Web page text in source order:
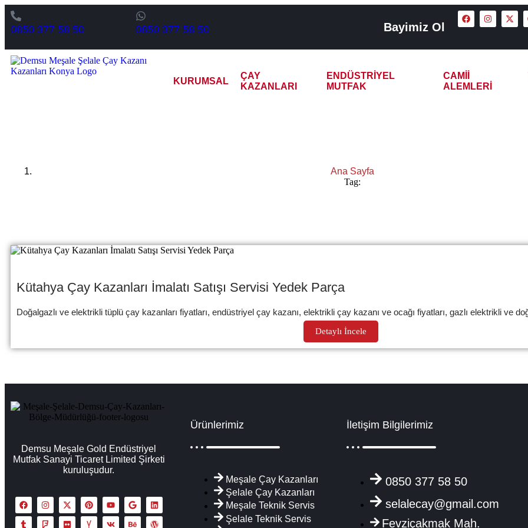
0850 377 58 50 0850 377 58 50 Bayimiz Ol
KURUMSAL
ÇAY
KAZANLARI
ENDÜSTRIYEL
MUTFAK
CAMII
ALEMLERI
Ana Sayfa
Tag:
Kütahya Çay Kazanları İmalatı Satışı Servisi Yedek Parça
Doğalgazlı ve elektrikli tüplü çay kazanları fiyatları, endüstriyel çay kazanı, elektrikli çay kazanı ve ocağı fiyatları, gazlı elektrikli ve
Detaylı İncele
Demsu Meşale Gold Endüstriyel
Mutfak Sanayi Ticaret Limited Şirketi
kuruluşudur.
Ürünlerimiz
Meşale Çay Kazanları
Şelale Çay Kazanları
Meşale Teknik Servis
Şelale Teknik Servis
İletişim Bilgilerimiz
0850 377 58 50
selalecay@gmail.com
Fevziçakmak Mah.